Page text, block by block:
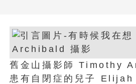
舊金山攝影師 Timothy
患有自閉症的兒子 Elijah